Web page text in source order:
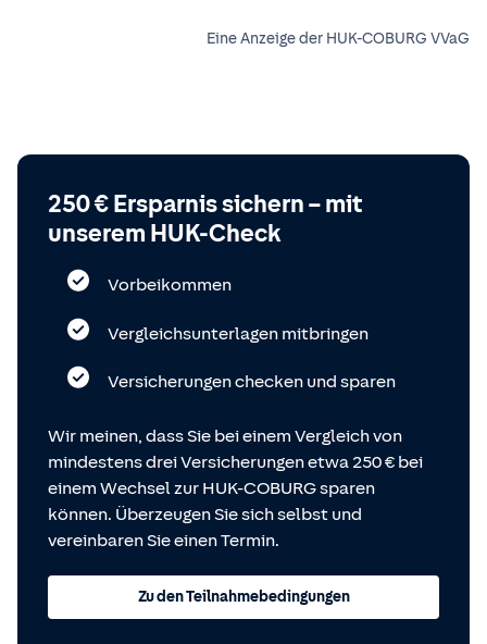
Eine Anzeige der HUK-COBURG VVaG
250 € Ersparnis sichern – mit
unserem HUK-Check
Vorbeikommen
Vergleichsunterlagen mitbringen
Versicherungen checken und sparen
Wir meinen, dass Sie bei einem Vergleich von
mindestens drei Versicherungen etwa 250 € bei
einem Wechsel zur HUK-COBURG sparen
können. Überzeugen Sie sich selbst und
vereinbaren Sie einen Termin.
Zu den Teilnahmebedingungen